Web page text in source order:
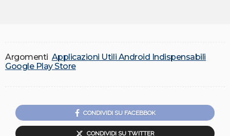
Argomenti Applicazioni Utili Android Indispensabili
Google Play Store
CONDIVIDI SU FACEBBOK
CONDIVIDI SU TWITTER